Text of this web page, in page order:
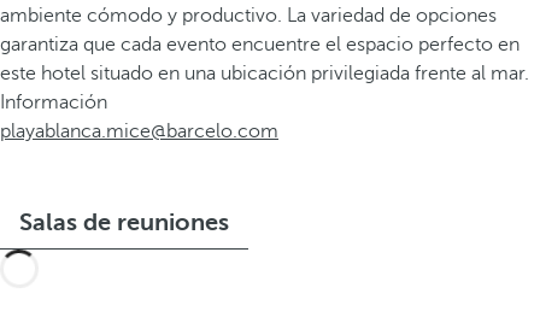
ambiente cómodo y productivo. La variedad de opciones
garantiza que cada evento encuentre el espacio perfecto en
este hotel situado en una ubicación privilegiada frente al mar.
Información
playablanca.mice@barcelo.com
Salas de reuniones